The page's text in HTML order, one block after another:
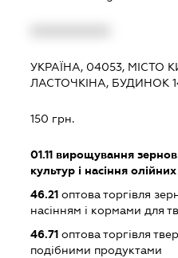
УКРАЇНА, 04053, МІСТО
ЛАСТОЧКІНА, БУДИНОК
150 грн.
01.11вирощування
культур і насіння
46.21оптова торгівля
насінням і кормами для
46.71оптова торгівля
подібними продуктами